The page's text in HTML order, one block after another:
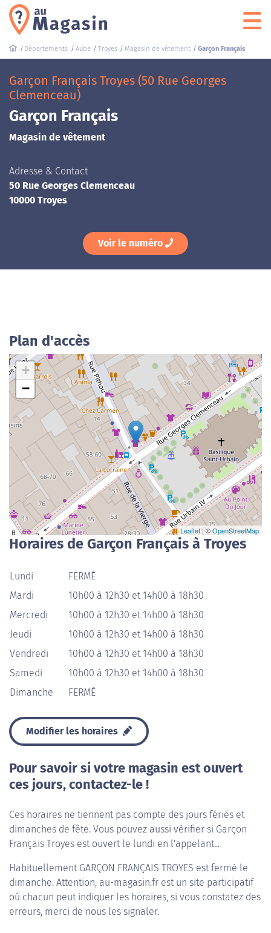
Départements Aube Troyes Magasin de vêtement Garçon Français
Garçon Français Troyes (50 Rue Georges
Clemenceau)
Garçon Français
Magasin de vêtement
Adresse & Contact
50 Rue Georges Clemenceau
10000 Troyes
Voir le numéro
Plan d'accès
+
−
Leaflet| ©OpenStreetMap
Horaires de Garçon Français à Troyes
Lundi
FERMÉ
Mardi
10h00 à 12h30 et 14h00 à 18h30
Mercredi
10h00 à 12h30 et 14h00 à 18h30
Jeudi
10h00 à 12h30 et 14h00 à 18h30
Vendredi
10h00 à 12h30 et 14h00 à 18h30
Samedi
10h00 à 12h30 et 14h00 à 18h30
Dimanche
FERMÉ
Modifier les horaires
Pour savoir si votre magasin est ouvert
ces jours, contactez-le !
Ces horaires ne tiennent pas compte des jours fériés et
dimanches de fête. Vous pouvez aussi vérifier si Garçon
Français Troyes est ouvert le lundi en l'appelant...
Habituellement GARÇON FRANÇAIS TROYES est fermé le
dimanche. Attention, au-magasin.fr est un site participatif
où chacun peut indiquer les horaires, si vous constatez des
erreurs, merci de nous les signaler.